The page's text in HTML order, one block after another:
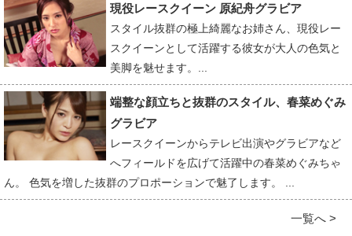
現役レースクイーン 原紀舟グラビア
スタイル抜群の極上綺麗なお姉さん、現役レー
スクイーンとして活躍する彼女が大人の色気と
美脚を魅せます。...
端整な顔立ちと抜群のスタイル、春菜めぐみ
グラビア
レースクイーンからテレビ出演やグラビアなど
へフィールドを広げて活躍中の春菜めぐみちゃ
ん。 色気を増した抜群のプロポーションで魅了します。 ...
一覧へ >